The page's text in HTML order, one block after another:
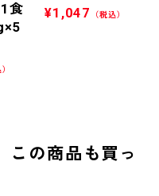
食
¥1,047 （税込）
この商品も買っ